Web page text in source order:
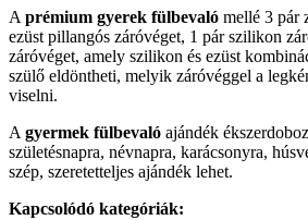
A prémium gyerek fülbevaló mellé 3 pár
ezüst pillangós záróvéget, 1 pár szilikon
záróvéget, amely szilikon és ezüst
szülő eldöntheti, melyik záróvéggel a
viselni.
A gyermek fülbevaló ajándék
születésnapra, névnapra, karácsonyra,
szép, szeretetteljes ajándék lehet.
Kapcsolódó kategóriák: